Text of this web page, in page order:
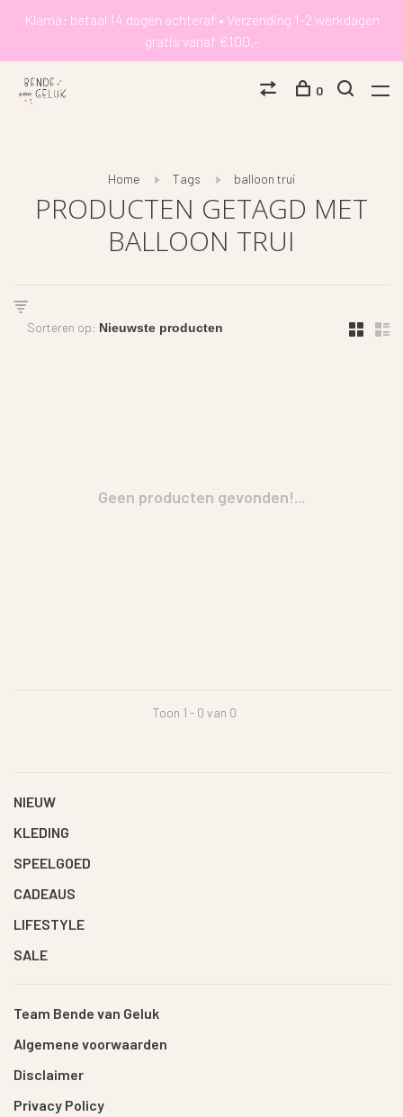
Klarna: betaal 14 dagen achteraf • Verzending 1-2 werkdagen
gratis vanaf €100,-
0
Home Tags balloon trui
PRODUCTEN GETAGD MET
BALLOON TRUI
Sorteren op:
Geen producten gevonden!...
Toon 1 - 0 van 0
NIEUW
KLEDING
SPEELGOED
CADEAUS
LIFESTYLE
SALE
Team Bende van Geluk
Algemene voorwaarden
Disclaimer
Privacy Policy